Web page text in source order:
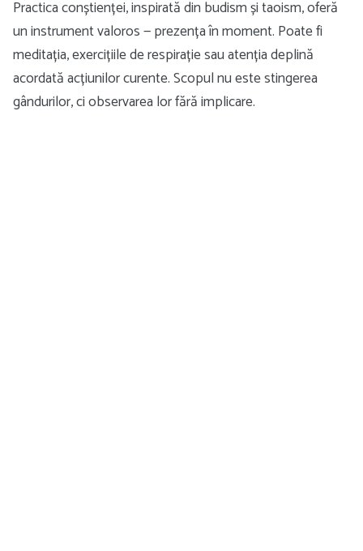
Practica conștienței, inspirată din budism și taoism, oferă
un instrument valoros — prezența în moment. Poate fi
meditația, exercițiile de respirație sau atenția deplină
acordată acțiunilor curente. Scopul nu este stingerea
gândurilor, ci observarea lor fără implicare.